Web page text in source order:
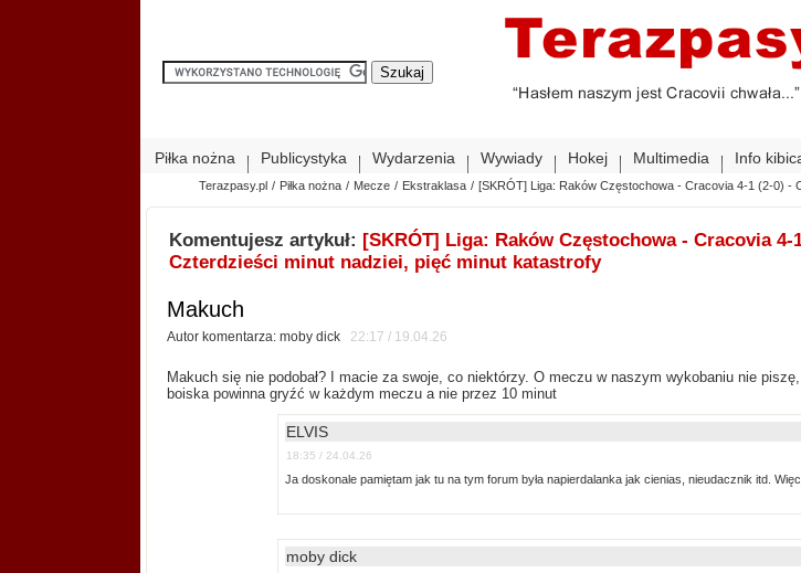
Piłka nożna Publicystyka Wydarzenia Wywiady Hokej Multimedia Info
Terazpasy.pl / Piłka nożna / Mecze / Ekstraklasa / [SKRÓT] Liga: Raków Częstochowa - Cracovia 4-1 (2-0) -
Komentujesz artykuł: [SKRÓT] Liga: Raków Częstochowa - Cracovia 4-
Czterdzieści minut nadziei, pięć minut katastrofy
Makuch
Autor komentarza: moby dick 22:17 / 19.04.26
Makuch się nie podobał? I macie za swoje, co niektórzy. O meczu w naszym wykobaniu nie
boiska powinna gryźć w każdym meczu a nie przez 10 minut
ELVIS
18:35 / 24.04.26
Ja doskonale pamiętam jak tu na tym forum była napierdalanka jak cienias, nieudacznik itd.
moby dick